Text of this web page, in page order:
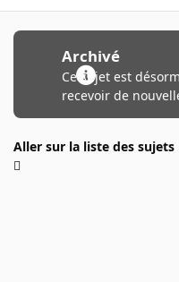
Archivé
Ce sujet est
recevoir de
Aller sur la liste des sujets